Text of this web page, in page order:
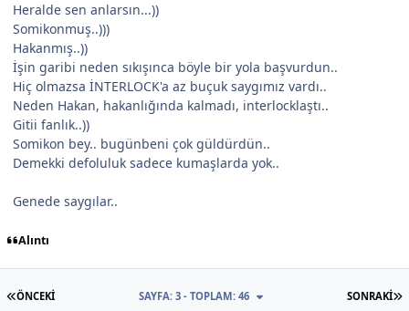
Heralde sen anlarsın...))
Somikonmuş..)))
Hakanmış..))
İşin garibi neden sıkışınca böyle bir yola başvurdun..
Hiç olmazsa İNTERLOCK'a az buçuk saygımız vardı..
Neden Hakan, hakanlığında kalmadı, interlocklaştı..
Gitii fanlık..))
Somikon bey.. bugünbeni çok güldürdün..
Demekki defoluluk sadece kumaşlarda yok..
Genede saygılar..
Alıntı
İLK SAYFA
ÖNCEKI SONRAKI
SAYFA: 3 - TOPLAM: 46